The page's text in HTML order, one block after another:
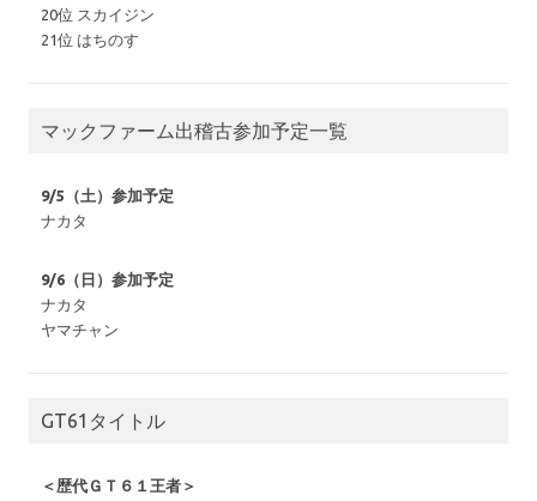
20位 スカイジン
21位 はちのす
マックファーム出稽古参加予定一覧
9/5（土）参加予定
ナカタ
9/6（日）参加予定
ナカタ
ヤマチャン
GT61タイトル
＜歴代ＧＴ６１王者＞